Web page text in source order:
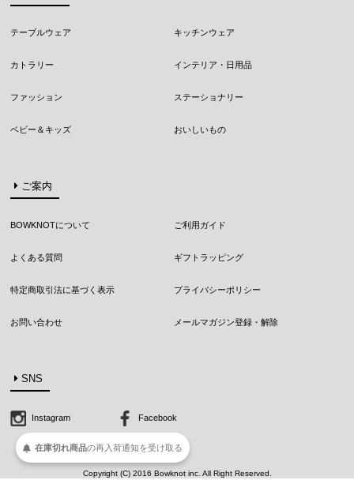
テーブルウェア キッチンウェア
カトラリー インテリア・日用品
ファッション ステーショナリー
ベビー＆キッズ おいしいもの
ご案内
BOWKNOTについて ご利用ガイド
よくある質問 ギフトラッピング
特定商取引法に基づく表示 プライバシーポリシー
お問い合わせ メールマガジン登録・解除
SNS
Instagram Facebook
Copyright (C) 2016 Bowknot inc. All Right Reserved.
在庫切れ商品の再入荷通知を受け取る